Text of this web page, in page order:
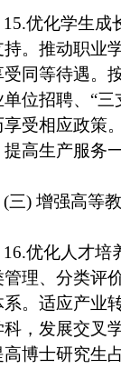
15.优化学生成
持。推动职业
受同等待遇。
单位招聘、“
享受相应政策
提高生产服务
(三) 增强高等
16.优化人才培
管理、分类评
系。适应产业
科，发展交叉
高博士研究生